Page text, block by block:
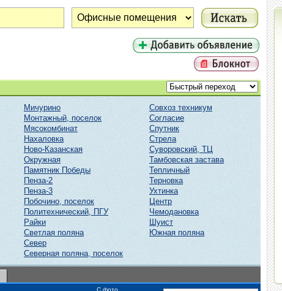
Мичурино
Монтажный, поселок
Мясокомбинат
Нахаловка
Ново-Казанская
Окружная
Памятник Победы
Пенза-2
Пенза-3
Побочино, поселок
Политехнический, ПГУ
Райки
Светлая поляна
Север
Северная поляна, поселок
Совхоз техникум
Согласие
Спутник
Стрела
Суворовский, ТЦ
Тамбовская застава
Тепличный
Терновка
Ухтинка
Центр
Чемодановка
Шуист
Южная поляна
С фото